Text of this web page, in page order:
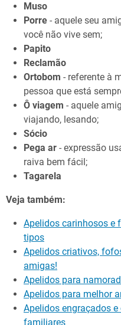
Muso
Porre - aquele seu
você não vive sem;
Papito
Reclamão
Ortobom - referente à
pessoa que está
Ô viagem - aquele
viajando, lesando;
Sócio
Pega ar - expressão
raiva bem fácil;
Tagarela
Veja também:
Apelidos carinhosos e
tipos
Apelidos criativos,
amigas!
Apelidos para
Apelidos para melhor
Apelidos engraçados
familiares